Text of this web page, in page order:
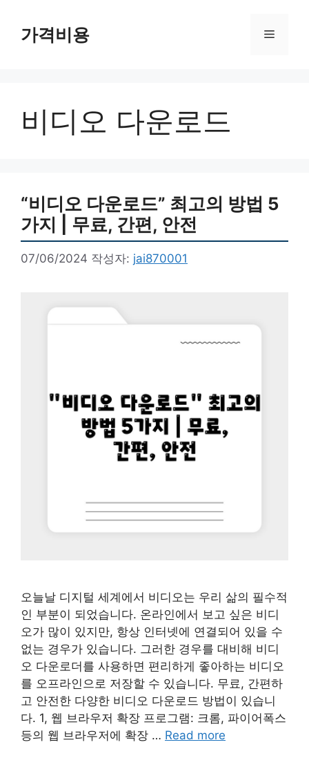
가격비용 메
비디오 다운로드
“비디오 다운로드” 최고의 방법 5
가지 | 무료, 간편, 안전
07/06/2024 작성자: jai870001
오늘날 디지털 세계에서 비디오는 우리 삶의 필수적
인 부분이 되었습니다. 온라인에서 보고 싶은 비디
오가 많이 있지만, 항상 인터넷에 연결되어 있을 수
없는 경우가 있습니다. 그러한 경우를 대비해 비디
오 다운로더를 사용하면 편리하게 좋아하는 비디오
를 오프라인으로 저장할 수 있습니다. 무료, 간편하
고 안전한 다양한 비디오 다운로드 방법이 있습니
다. 1, 웹 브라우저 확장 프로그램: 크롬, 파이어폭스
등의 웹 브라우저에 확장 … Read more